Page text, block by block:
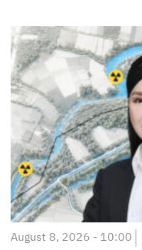
August 8, 2026 - 10:00